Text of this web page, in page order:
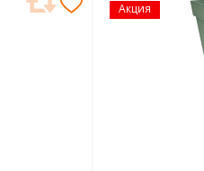
Акция